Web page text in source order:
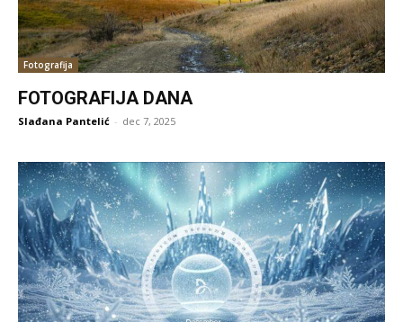
Fotografija
FOTOGRAFIJA DANA
Slađana Pantelić - dec 7, 2025